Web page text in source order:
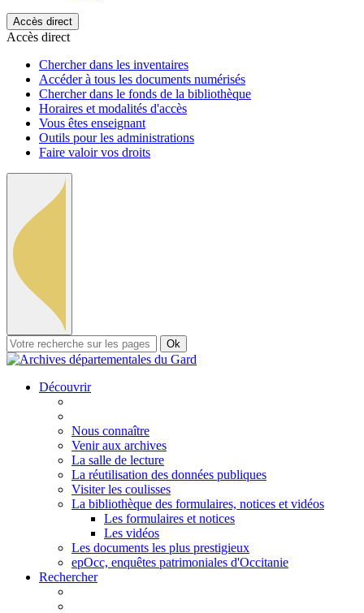
Accès direct
Accès direct
Chercher dans les inventaires
Accéder à tous les documents numérisés
Chercher dans le fonds de la bibliothèque
Horaires et modalités d'accès
Vous êtes enseignant
Outils pour les administrations
Faire valoir vos droits
Ok
Découvrir
Nous connaître
Venir aux archives
La salle de lecture
La réutilisation des données publiques
Visiter les coulisses
La bibliothèque des formulaires, notices et vidéos
Les formulaires et notices
Les vidéos
Les documents les plus prestigieux
epOcc, enquêtes patrimoniales d'Occitanie
Rechercher